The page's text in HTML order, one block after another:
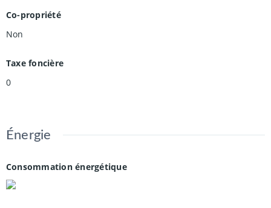
Co-propriété
Non
Taxe foncière
0
Énergie
Consommation énergétique